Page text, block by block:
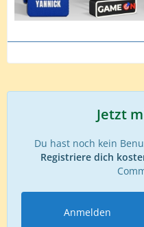
Jetzt
Du hast noch kein
Registriere dich
Anmelden